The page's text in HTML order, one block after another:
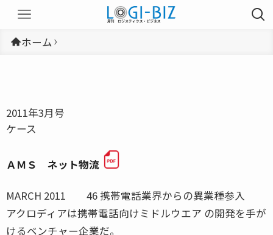
ホーム
2011年3月号
ケース
ＡＭＳ ネット物流
MARCH 2011 46 携帯電話業界からの異業種参入
アクロディアは携帯電話向けミドルウエア の開発を手が
けるベンチャー企業だ。